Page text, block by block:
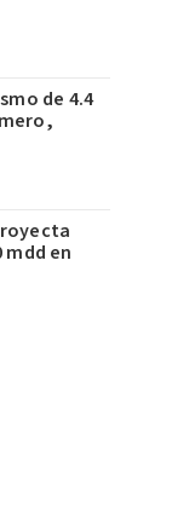
de 4.4
en